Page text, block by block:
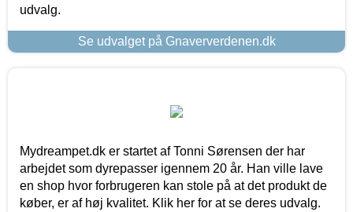
udvalg.
Se udvalget på Gnaververdenen.dk
Mydreampet.dk er startet af Tonni Sørensen der har
arbejdet som dyrepasser igennem 20 år. Han ville lave
en shop hvor forbrugeren kan stole på at det produkt de
køber, er af høj kvalitet. Klik her for at se deres udvalg.